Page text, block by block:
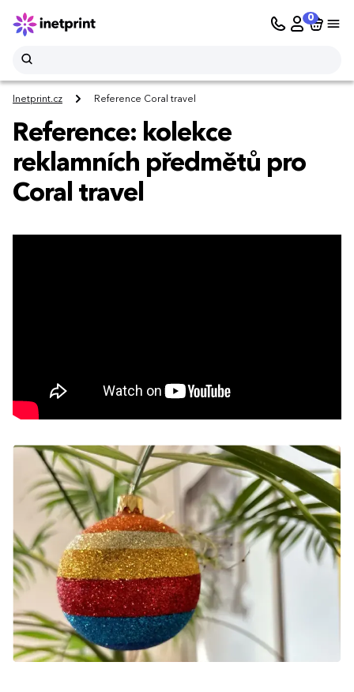
0
Inetprint.cz Reference Coral travel
Reference: kolekce
reklamních předmětů pro
Coral travel